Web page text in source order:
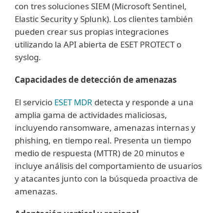
con tres soluciones SIEM (Microsoft Sentinel,
Elastic Security y Splunk). Los clientes también
pueden crear sus propias integraciones
utilizando la API abierta de ESET PROTECT o
syslog.
Capacidades de detección de amenazas
El servicio ESET MDR detecta y responde a una
amplia gama de actividades maliciosas,
incluyendo ransomware, amenazas internas y
phishing, en tiempo real. Presenta un tiempo
medio de respuesta (MTTR) de 20 minutos e
incluye análisis del comportamiento de usuarios
y atacantes junto con la búsqueda proactiva de
amenazas.